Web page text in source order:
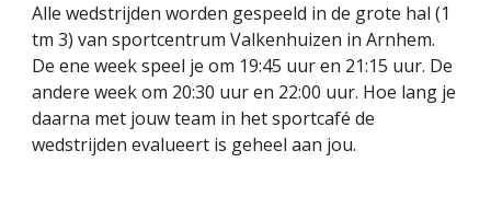
Alle wedstrijden worden gespeeld in de grote hal (1
tm 3) van sportcentrum Valkenhuizen in Arnhem.
De ene week speel je om 19:45 uur en 21:15 uur. De
andere week om 20:30 uur en 22:00 uur. Hoe lang je
daarna met jouw team in het sportcafé de
wedstrijden evalueert is geheel aan jou.